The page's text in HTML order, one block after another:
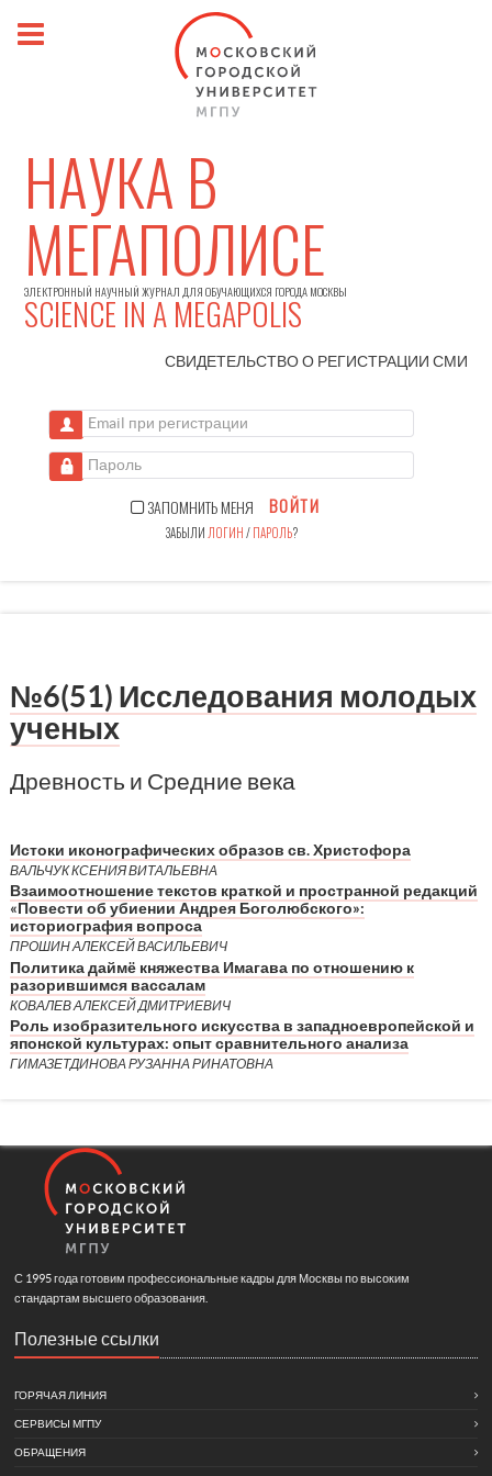
НАУКА В
МЕГАПОЛИСЕ
ЭЛЕКТРОННЫЙ НАУЧНЫЙ ЖУРНАЛ ДЛЯ ОБУЧАЮЩИХСЯ ГОРОДА МОСКВЫ
SCIENCE IN A MEGAPOLIS
СВИДЕТЕЛЬСТВО О РЕГИСТРАЦИИСМИ
Email при регистрации
Пароль
ЗАПОМНИТЬ МЕНЯ ВОЙТИ
ЗАБЫЛИ ЛОГИН/ПАРОЛЬ?
№6(51) Исследования молодых
ученых
Древность и Средние века
Истоки иконографических образов св. Христофора
ВАЛЬЧУК КСЕНИЯ ВИТАЛЬЕВНА
Взаимоотношение текстов краткой и пространной редакций
«Повести об убиении Андрея Боголюбского»:
историография вопроса
ПРОШИН АЛЕКСЕЙ ВАСИЛЬЕВИЧ
Политика даймё княжества Имагава по отношению к
разорившимся вассалам
КОВАЛЕВ АЛЕКСЕЙ ДМИТРИЕВИЧ
Роль изобразительного искусства в западноевропейской и
японской культурах: опыт сравнительного анализа
ГИМАЗЕТДИНОВА РУЗАННА РИНАТОВНА
С 1995 года готовим профессиональные кадры для Москвы по высоким
стандартам высшего образования.
Полезные ссылки
ГОРЯЧАЯ ЛИНИЯ
СЕРВИСЫ МГПУ
ОБРАЩЕНИЯ